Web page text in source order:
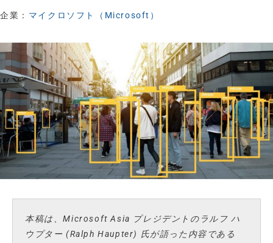
企業： マイクロソフト（Microsoft）
本稿は、Microsoft Asia プレジデントのラルフ ハ
ウプター (Ralph Haupter) 氏が語った内容である